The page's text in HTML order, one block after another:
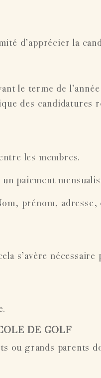
d’apprécier la
le terme de
des candidatures
les membres.
paiement
prénom, adresse,
s’avère nécessaire
DE GOLF
ou grands parents